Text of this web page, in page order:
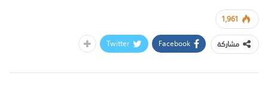
1,961
مشاركة
Facebook
Twitter